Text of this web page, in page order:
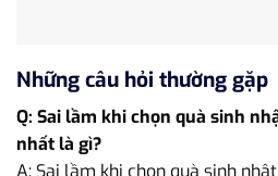
Những câu hỏi thường gặp
Q: Sai lầm khi chọn quà sinh
nhất là gì?
A: Sai lầm khi chọn quà sinh